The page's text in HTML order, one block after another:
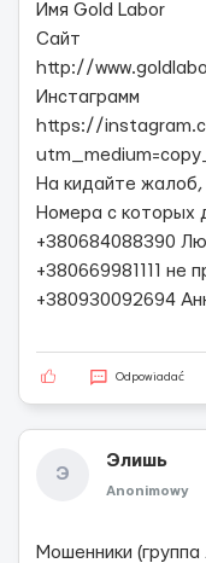
Имя Gold Labor
Сайт
http://
Инстаграмм
https://
На кидайте жалоб,
Номера с которых
+380684088390
+380669981111 не
+380930092694
Odpowiadać
Э
Элишь
Anonimowy
Мошенники